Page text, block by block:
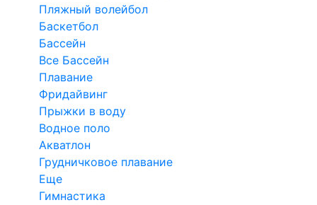
Пляжный волейбол
Баскетбол
Бассейн
Все Бассейн
Плавание
Фридайвинг
Прыжки в воду
Водное поло
Акватлон
Грудничковое плавание
Еще
Гимнастика